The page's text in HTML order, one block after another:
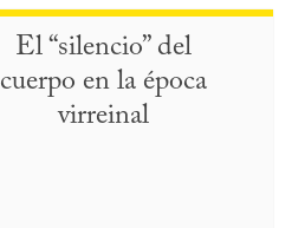
El “silencio” del
cuerpo en la época
virreinal